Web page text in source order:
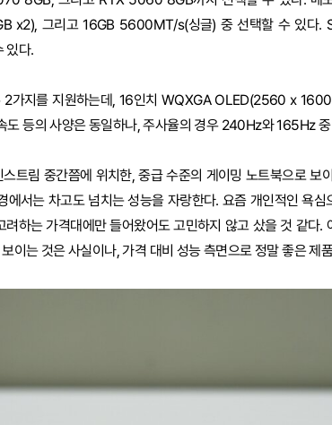
x2), 그리고 16GB 5600MT/s(싱글) 중 선택할 수 있다.
있다.
2가지를 지원하는데, 16인치 WQXGA OLED(2560 x
도 등의 사양은 동일하나, 주사율의 경우 240Hz와 165Hz
트림 중간쯤에 위치한, 중급 수준의 게이밍 노트북으로 보
에서는 차고도 넘치는 성능을 자랑한다. 요즘 개인적인 욕
려하는 가격대에만 들어왔어도 고민하지 않고 샀을 것 같다.
이는 것은 사실이나, 가격 대비 성능 측면으로 정말 좋은 제